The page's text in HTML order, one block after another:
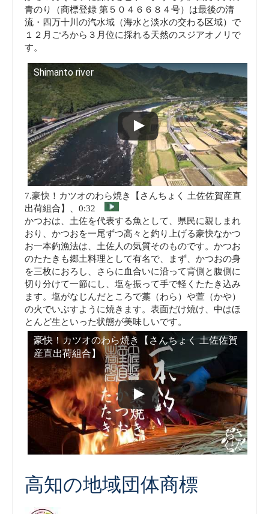
青のり（商標登録 第５０４６６８４号）は最後の清
流・四万十川の汽水域（海水と淡水の交わる区域）で
１２月ごろから３月位に採れる天然のスジアオノリで
す。
Shimanto river
7.豪快！カツオのわら焼き【さんちょく 土佐佐賀産直
出荷組合】、0:32
かつおは、土佐を代表する魚として、県民に親しまれ
おり、かつおを一尾ずつ高々と釣り上げる豪快なかつ
お一本釣漁法は、土佐人の気質そのものです。かつお
のたたきも郷土料理として有名で、まず、かつおの身
を三枚におろし、さらに血合いに沿って背側と腹側に
切り分けて一節にし、塩を振って手で軽くたたき込み
ます。塩がなじんだところで藁（わら）や萱（かや）
の火でいぶすように焼きます。表面だけ焼け、中はほ
とんど生といった状態が美味しいです。
豪快！カツオのわら焼き【さんちょく 土佐佐賀
産直出荷組合】
高知の地域団体商標